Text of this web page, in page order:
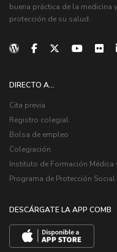
buena práctica de la medicina
protección de su salud.
DIRECTO A...
Cita previa
Registro colegial
Bolsa de empleo
Colegiación
Instituto de Formación Médica
Programa de Protección Social
DESCÁRGATE LA APP COMB